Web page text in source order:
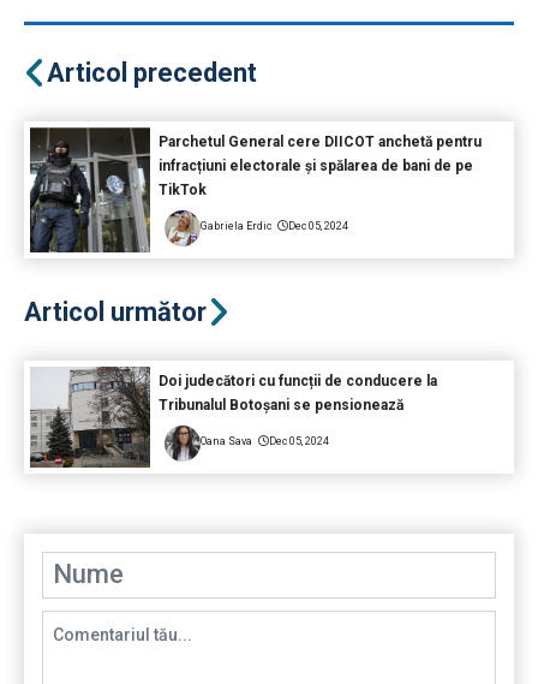
Articol precedent
Parchetul General cere DIICOT anchetă pentru
infracțiuni electorale și spălarea de bani de pe
TikTok
Gabriela Erdic Dec 05, 2024
Articol următor
Doi judecători cu funcții de conducere la
Tribunalul Botoșani se pensionează
Oana Sava Dec 05, 2024